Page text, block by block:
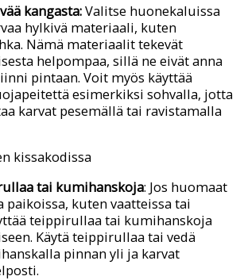
kangasta:Valitse huonekaluissa
hylkivä materiaali, kuten
Nämä materiaalit tekevät
helpompaa, sillä ne eivät anna
pintaan. Voit myös käyttää
esimerkiksi sohvalla, jotta
karvat pesemällä tai ravistamalla
tai kumihanskoja: Jos huomaat
paikoissa, kuten vaatteissa tai
teippirullaa tai kumihanskoja
Käytä teippirullaa tai vedä
pinnan yli ja karvat